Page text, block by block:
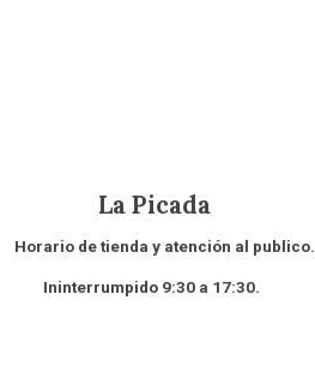
La Picada
Horario de tienda y atención al publico.
Ininterrumpido 9:30 a 17:30.